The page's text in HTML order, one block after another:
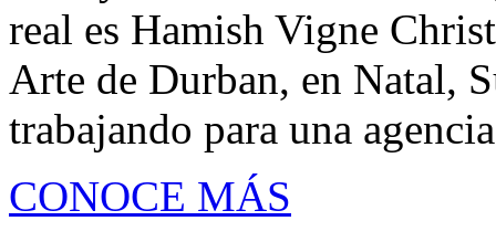
real es Hamish Vigne
Arte de Durban, en Natal,
trabajando para una
CONOCE MÁS